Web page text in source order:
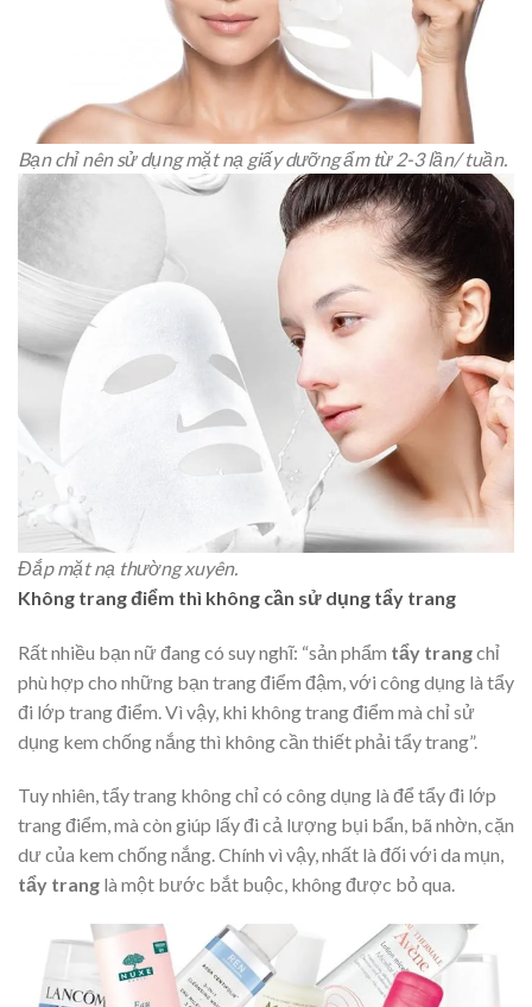
Bạn chỉ nên sử dụng mặt nạ giấy dưỡng ẩm từ 2-3 lần/ tuần.
Đắp mặt nạ thường xuyên.
Không trang điểm thì không cần sử dụng tẩy trang
Rất nhiều bạn nữ đang có suy nghĩ: “sản phẩm tẩy trangchỉ
phù hợp cho những bạn trang điểm đậm, với công dụng là tẩy
đi lớp trang điểm. Vì vậy, khi không trang điểm mà chỉ sử
dụng kem chống nắng thì không cần thiết phải tẩy trang”.
Tuy nhiên, tẩy trang không chỉ có công dụng là để tẩy đi lớp
trang điểm, mà còn giúp lấy đi cả lượng bụi bẩn, bã nhờn, cặn
dư của kem chống nắng. Chính vì vậy, nhất là đối với da mụn,
tẩy trang là một bước bắt buộc, không được bỏ qua.